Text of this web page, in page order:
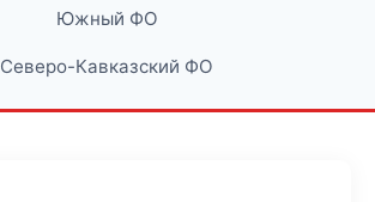
Южный ФО
Северо-Кавказский ФО